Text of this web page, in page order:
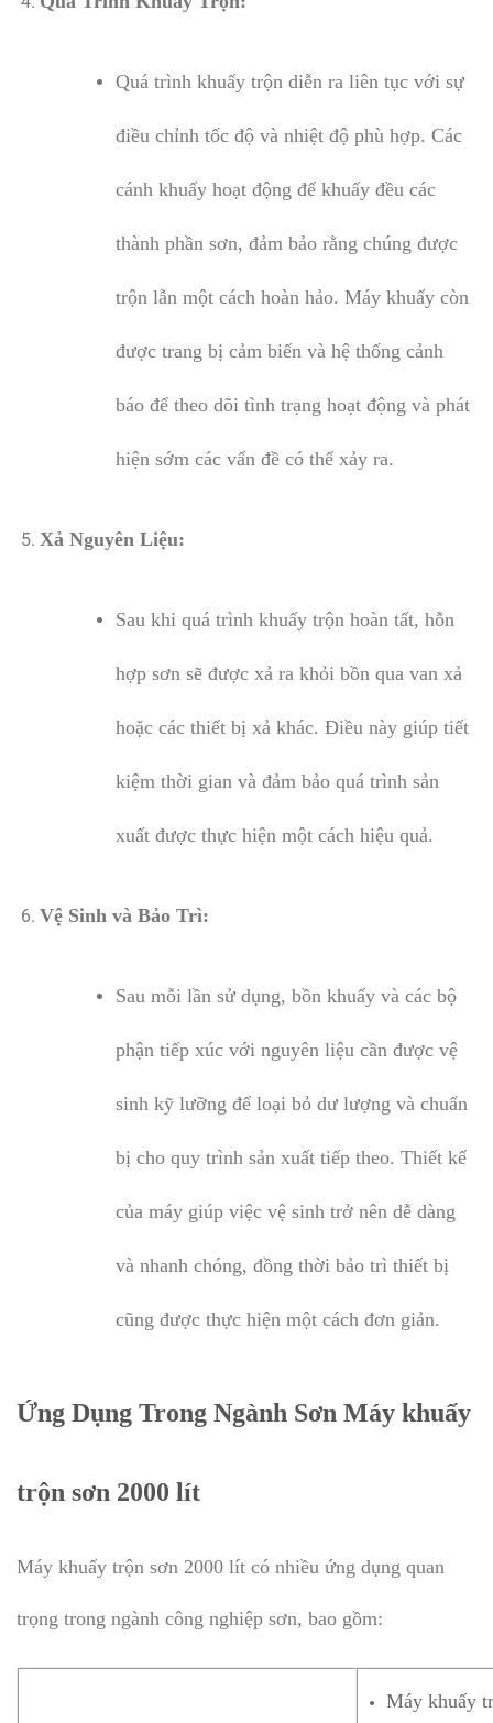
Quá trình khuấy trộn diễn ra liên tục với sự
điều chỉnh tốc độ và nhiệt độ phù hợp. Các
cánh khuấy hoạt động để khuấy đều các
thành phần sơn, đảm bảo rằng chúng được
trộn lẫn một cách hoàn hảo. Máy khuấy còn
được trang bị cảm biến và hệ thống cảnh
báo để theo dõi tình trạng hoạt động và phát
hiện sớm các vấn đề có thể xảy ra.
Xả Nguyên Liệu:
Sau khi quá trình khuấy trộn hoàn tất, hỗn
hợp sơn sẽ được xả ra khỏi bồn qua van xả
hoặc các thiết bị xả khác. Điều này giúp tiết
kiệm thời gian và đảm bảo quá trình sản
xuất được thực hiện một cách hiệu quả.
Vệ Sinh và Bảo Trì:
Sau mỗi lần sử dụng, bồn khuấy và các bộ
phận tiếp xúc với nguyên liệu cần được vệ
sinh kỹ lưỡng để loại bỏ dư lượng và chuẩn
bị cho quy trình sản xuất tiếp theo. Thiết kế
của máy giúp việc vệ sinh trở nên dễ dàng
và nhanh chóng, đồng thời bảo trì thiết bị
cũng được thực hiện một cách đơn giản.
Ứng Dụng Trong Ngành Sơn Máy khuấy
trộn sơn 2000 lít
Máy khuấy trộn sơn 2000 lít có nhiều ứng dụng quan
trọng trong ngành công nghiệp sơn, bao gồm:
Máy khuấy